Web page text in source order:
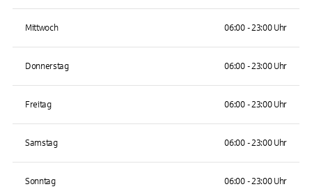
Mittwoch 06:00 - 23:00 Uhr
Donnerstag 06:00 - 23:00 Uhr
Freitag 06:00 - 23:00 Uhr
Samstag 06:00 - 23:00 Uhr
Sonntag 06:00 - 23:00 Uhr